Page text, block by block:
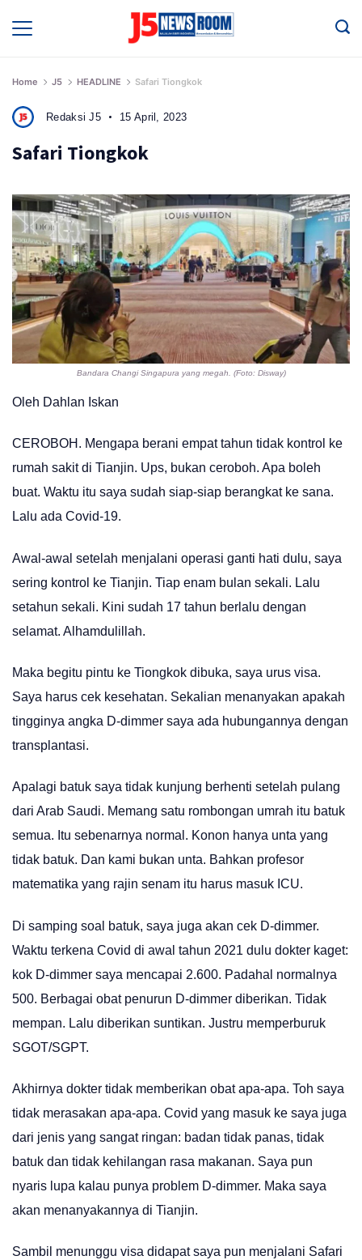
Home J5 HEADLINE Safari Tiongkok
Redaksi J5 15 April, 2023
Safari Tiongkok
Bandara Changi Singapura yang megah. (Foto: Disway)
Oleh Dahlan Iskan
CEROBOH. Mengapa berani empat tahun tidak kontrol ke
rumah sakit di Tianjin. Ups, bukan ceroboh. Apa boleh
buat. Waktu itu saya sudah siap-siap berangkat ke sana.
Lalu ada Covid-19.
Awal-awal setelah menjalani operasi ganti hati dulu, saya
sering kontrol ke Tianjin. Tiap enam bulan sekali. Lalu
setahun sekali. Kini sudah 17 tahun berlalu dengan
selamat. Alhamdulillah.
Maka begitu pintu ke Tiongkok dibuka, saya urus visa.
Saya harus cek kesehatan. Sekalian menanyakan apakah
tingginya angka D-dimmer saya ada hubungannya dengan
transplantasi.
Apalagi batuk saya tidak kunjung berhenti setelah pulang
dari Arab Saudi. Memang satu rombongan umrah itu batuk
semua. Itu sebenarnya normal. Konon hanya unta yang
tidak batuk. Dan kami bukan unta. Bahkan profesor
matematika yang rajin senam itu harus masuk ICU.
Di samping soal batuk, saya juga akan cek D-dimmer.
Waktu terkena Covid di awal tahun 2021 dulu dokter kaget:
kok D-dimmer saya mencapai 2.600. Padahal normalnya
500. Berbagai obat penurun D-dimmer diberikan. Tidak
mempan. Lalu diberikan suntikan. Justru memperburuk
SGOT/SGPT.
Akhirnya dokter tidak memberikan obat apa-apa. Toh saya
tidak merasakan apa-apa. Covid yang masuk ke saya juga
dari jenis yang sangat ringan: badan tidak panas, tidak
batuk dan tidak kehilangan rasa makanan. Saya pun
nyaris lupa kalau punya problem D-dimmer. Maka saya
akan menanyakannya di Tianjin.
Sambil menunggu visa didapat saya pun menjalani Safari